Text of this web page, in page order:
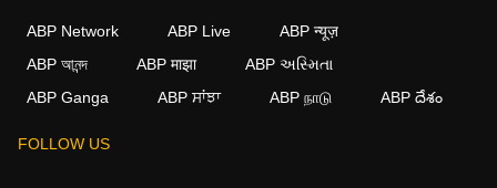
ABP Network ABP Live
ABP न्यूज़
ABP আনন্দ
ABP माझा
ABP અસ્મિતા
ABP Ganga
ABP ਸਾਂਝਾ ABP நாடு ABP దేశం
FOLLOW US
We use cookies to improve your experience, analyze